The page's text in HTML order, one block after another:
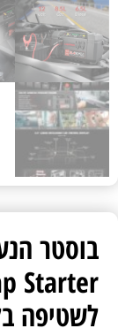
לשטיפה בלחץ